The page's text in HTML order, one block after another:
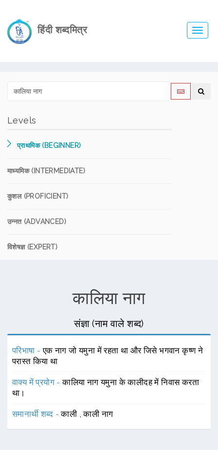
हिंदी शब्दमित्र
Levels
प्राथमिक (BEGINNER)
माध्यमिक (INTERMEDIATE)
कुशल (PROFICIENT)
उन्नत (ADVANCED)
विशेषज्ञ (EXPERT)
कालिया नाग
संज्ञा (नाम वाले शब्द)
परिभाषा -एक नाग जो यमुना में रहता था और जिसे भगवान कृष्ण ने
परास्त किया था
वाक्य में प्रयोग -कालिया नाग यमुना के कालीदह में निवास करता
था।
समानार्थी शब्द -काली ,काली नाग